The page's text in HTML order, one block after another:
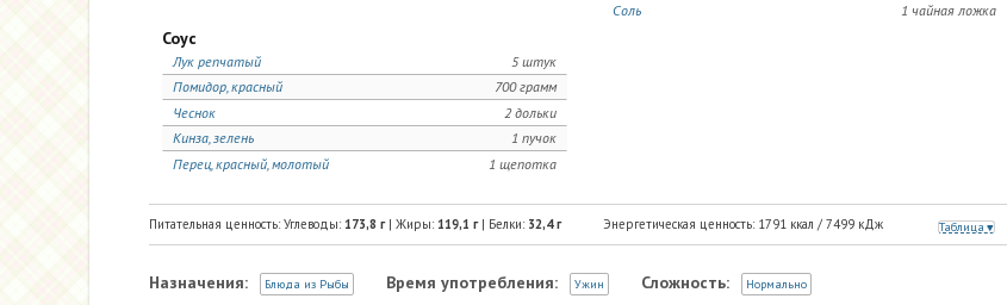
1 чайная ложка
Соль
Соус
5 штук
Лук репчатый
700 грамм
Помидор, красный
2 дольки
Чеснок
1 пучок
Кинза, зелень
1 щепотка
Перец, красный, молотый
Таблица
Энергетическая ценность: 1791ккал / 7499кДж
Питательная ценность: Углеводы: 173,8 г| Жиры: 119,1 г| Белки: 32,4г
Назначения: Блюда из Рыбы Время употребления: Ужин Сложность: Нормально